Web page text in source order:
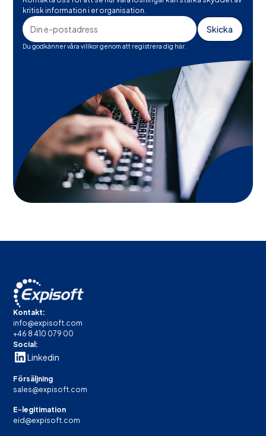
kritisk information i er organisation.
Du godkänner våra villkor genom att registrera dig här.
Kontakt:
info@expisoft.com
+46 8 410 079 00
Social:
Linkedin
Försäljning
sales@expisoft.com
E-legitimation
eid@expisoft.com